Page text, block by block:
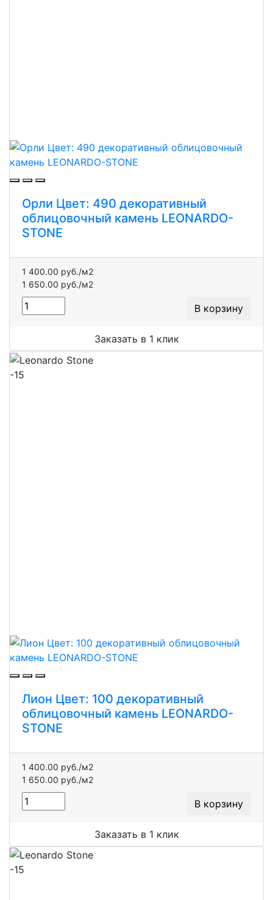
Орли Цвет: 490 декоративный
облицовочный камень LEONARDO-
STONE
1 400.00 руб./м2
1 650.00 руб./м2
В корзину
Заказать в 1 клик
-15
Лион Цвет: 100 декоративный
облицовочный камень LEONARDO-
STONE
1 400.00 руб./м2
1 650.00 руб./м2
В корзину
Заказать в 1 клик
-15